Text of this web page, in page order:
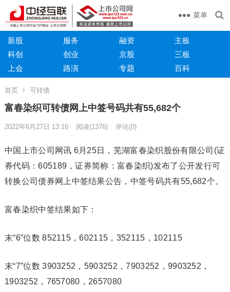
菜单
新股 服务 融资
主板
科创
创业 京股
三板
上会
路演 专题 百科
首页 可转债
富春染织可转债网上中签号码共有55,682个
2022年6月27日 13:16 阅读(1376) 评论(0)
中国上市公司网讯 6月25日，芜湖富春染织股份有限公司(证
券代码：605189，证券简称：富春染织)发布了公开发行可
转换公司债券网上中签结果公告，中签号码共有55,682个。
富春染织中签结果如下：
末“6”位数 852115，602115，352115，102115
末“7”位数 3903252，5903252，7903252，9903252，
1903252，7657080，2657080